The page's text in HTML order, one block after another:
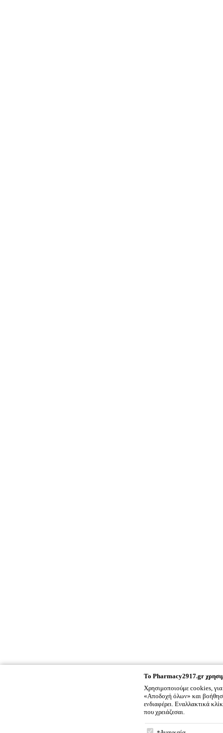
To Pharmacy2917.gr
Χρησιμοποιούμε cookies,
«Αποδοχή όλων» και
ενδιαφέρει. Εναλλακτικά
που χρειάζεσαι.
To